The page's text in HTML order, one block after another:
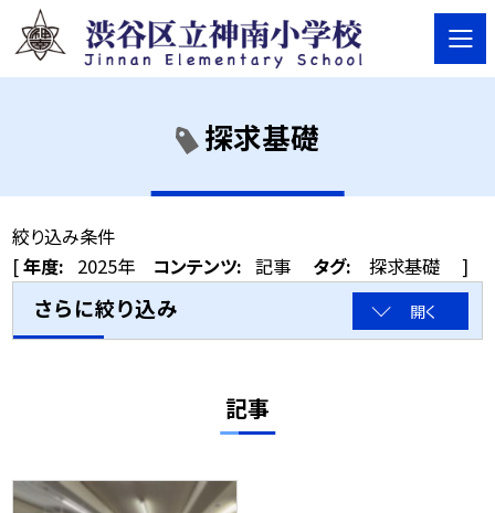
探求基礎
絞り込み条件
[年度: 2025年 コンテンツ: 記事 タグ: 探求基礎 ]
さらに絞り込み 開く
記事